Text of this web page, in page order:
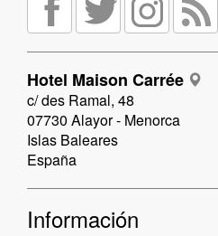
Hotel Maison Carrée
c/ des Ramal, 48
07730 Alayor - Menorca
Islas Baleares
España
Información